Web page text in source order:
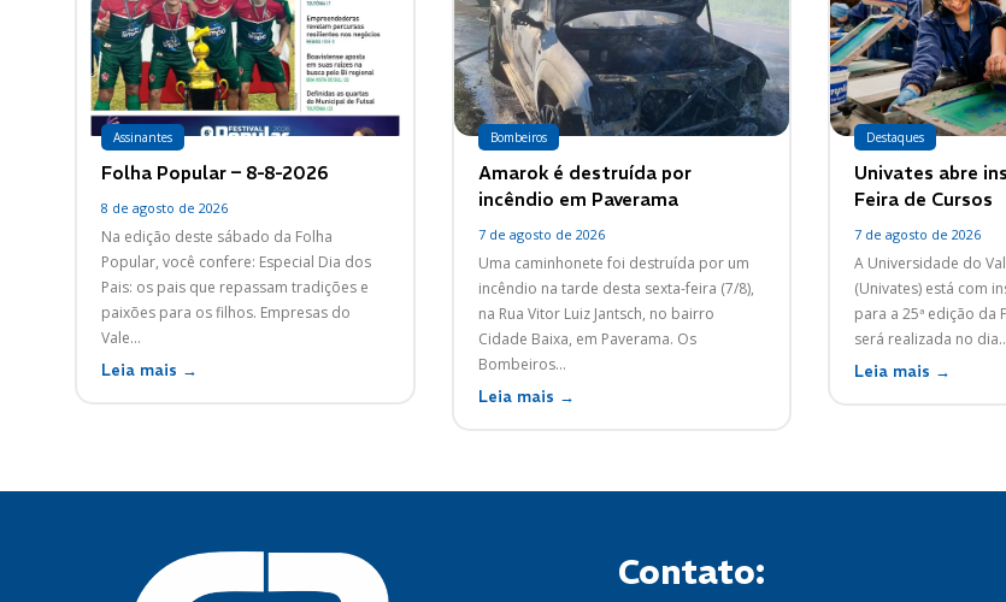
Assinantes
Folha Popular – 8-8-2026
8 de agosto de 2026
Na edição deste sábado da Folha
Popular, você confere: Especial Dia dos
Pais: os pais que repassam tradições e
paixões para os filhos. Empresas do
Vale...
Leia mais →
Bombeiros
Amarok é destruída por
incêndio em Paverama
7 de agosto de 2026
Uma caminhonete foi destruída por um
incêndio na tarde desta sexta-feira (7/8),
na Rua Vitor Luiz Jantsch, no bairro
Cidade Baixa, em Paverama. Os
Bombeiros...
Leia mais →
Destaques
Univates abre
Feira de Cursos
7 de agosto de 2026
A Universidade do
(Univates) está com
para a 25ª edição da
será realizada no
Leia mais →
Contato: